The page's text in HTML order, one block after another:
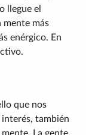
llegue el
mente más
enérgico. En
que nos
también
La gente